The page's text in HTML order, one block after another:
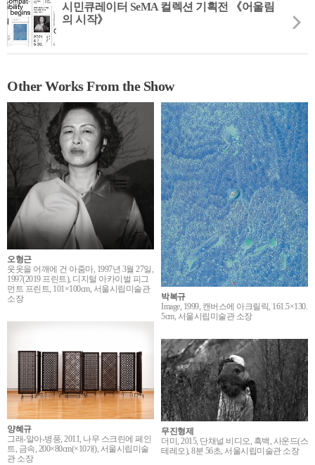
시민큐레이터 SeMA 컬렉션 기획전 《어울림
의 시작》
Other Works From the Show
오형근
웃옷을 어깨에 건 아줌마, 1997년 3월 27일,
1997(2019 프린트), 디지털 아카이벌 피그
먼트 프린트, 101×100cm, 서울시립미술관
소장
박복규
Image, 1999, 캔버스에 아크릴릭, 161.5×130.
5cm, 서울시립미술관 소장
양혜규
그래-알아-병풍, 2011, 나무 스크린에 페인
트, 금속, 200×80cm(×10개), 서울시립미술
관 소장
무진형제
더미, 2015, 단채널 비디오, 흑백, 사운드(스
테레오), 8분 56초, 서울시립미술관 소장